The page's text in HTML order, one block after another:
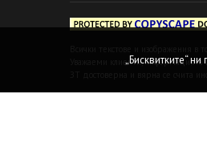
Уважаеми клиенти,„Бисквитките“